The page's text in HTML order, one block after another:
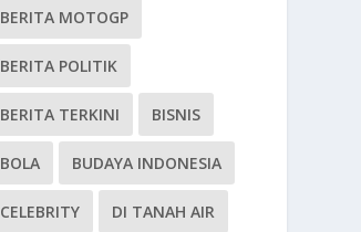
BERITA MOTOGP
BERITA POLITIK
BERITA TERKINI BISNIS
BOLA BUDAYA INDONESIA
CELEBRITY DI TANAH AIR